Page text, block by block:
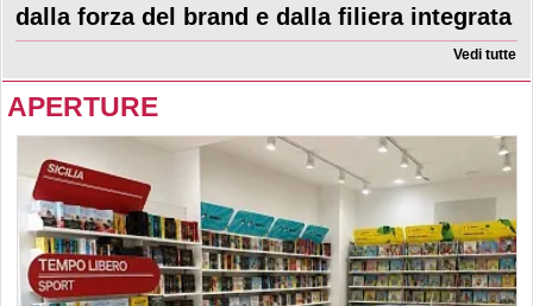
dalla forza del brand e dalla filiera integrata
Vedi tutte
APERTURE